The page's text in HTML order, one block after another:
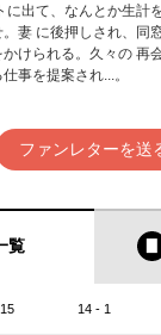
に出て、なんとか生計
妻 に後押しされ、同
けられる。久々の 再
事を提案され...。
ファンレターを送
覧
14 - 1